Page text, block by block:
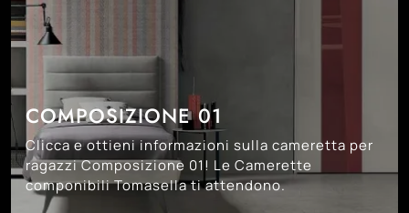
COMPOSIZIONE 01
Clicca e ottieni informazioni sulla cameretta per
ragazzi Composizione 01! Le Camerette
componibili Tomasella ti attendono.